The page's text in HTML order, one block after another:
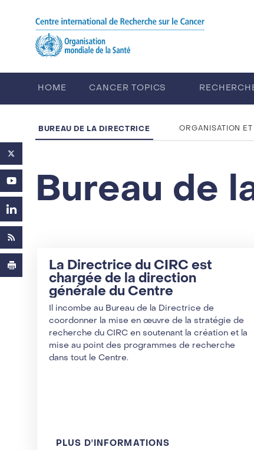
HOME CANCER TOPICS
BUREAU DE LA DIRECTRICE ORGANISATION ET
Bureau de
La Directrice du CIRC est
chargée de la direction
générale du Centre
Il incombe au Bureau de la Directrice de
coordonner la mise en œuvre de la stratégie de
recherche du CIRC en soutenant la création et la
mise au point des programmes de recherche
dans tout le Centre.
PLUS D'INFORMATIONS